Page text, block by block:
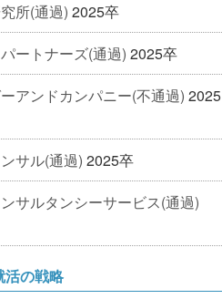
所(通過) 2025卒
ートナーズ(通過) 2025卒
アンドカンパニー(不通過) 2025
サル(通過) 2025卒
サルタンシーサービス(通過)
活の戦略